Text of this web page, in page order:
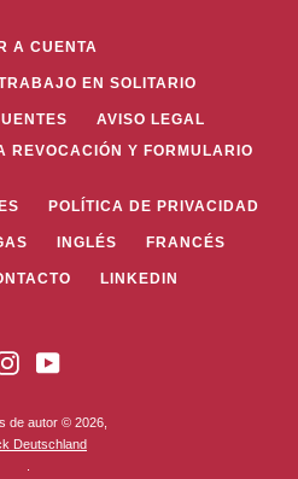
A CUENTA
EN SOLITARIO
AVISO LEGAL
REVOCACIÓN Y FORMULARIO
POLÍTICA DE PRIVACIDAD
INGLÉS FRANCÉS
LINKEDIN
Instagram
de autor © 2026,
Deutschland